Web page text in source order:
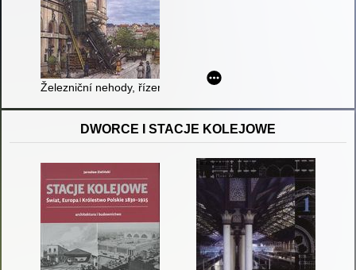
Železniční nehody, řízení a zabezpečení dopravy
DWORCE I STACJE KOLEJOWE